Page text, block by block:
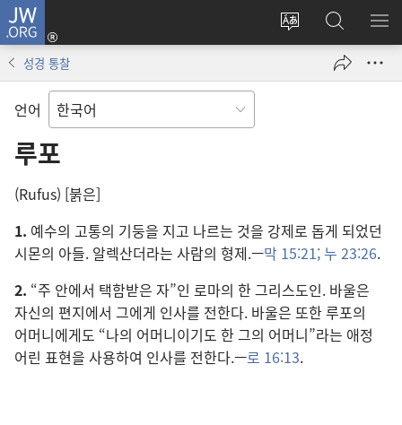
JW.ORG
사이트
변경
로그인
(새로운
열기)
JW.ORG
검색
메
성경 통찰
언어
루포
(Rufus) [붉은]
1. 예수의 고통의 기둥을 지고 나르는 것을 강제로 돕게 되었던
시몬의 아들. 알렉산더라는 사람의 형제.—막 15:21;누 23:26.
2. “주 안에서 택함받은 자”인 로마의 한 그리스도인. 바울은
자신의 편지에서 그에게 인사를 전한다. 바울은 또한 루포의
어머니에게도 “나의 어머니이기도 한 그의 어머니”라는 애정
어린 표현을 사용하여 인사를 전한다.—로 16:13.